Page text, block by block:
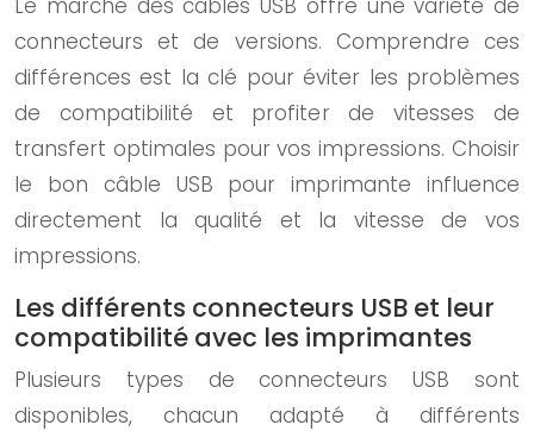
Le marché des câbles USB offre une variété de
connecteurs et de versions. Comprendre ces
différences est la clé pour éviter les problèmes
de compatibilité et profiter de vitesses de
transfert optimales pour vos impressions. Choisir
le bon câble USB pour imprimante influence
directement la qualité et la vitesse de vos
impressions.
Les différents connecteurs USB et leur
compatibilité avec les imprimantes
Plusieurs types de connecteurs USB sont
disponibles, chacun adapté à différents